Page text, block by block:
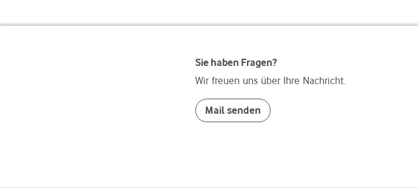
Sie haben Fragen?
Wir freuen uns über Ihre Nachricht.
Mail senden